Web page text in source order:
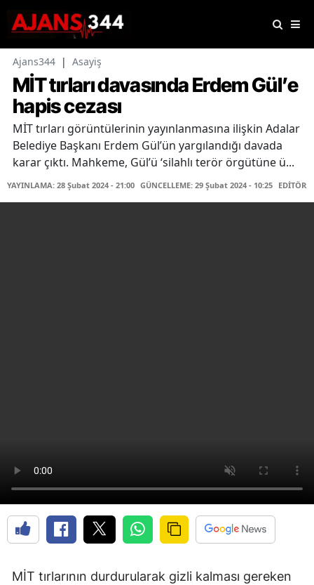
Ajans344 | Asayiş
MİT tırları davasında Erdem Gül’e
hapis cezası
MİT tırları görüntülerinin yayınlanmasına ilişkin Adalar
Belediye Başkanı Erdem Gül’ün yargılandığı davada
karar çıktı. Mahkeme, Gül’ü ‘silahlı terör örgütüne ü...
YAYINLAMA: 28 Şubat 2024 - 21:00 GÜNCELLEME: 29 Şubat 2024 - 10:25 EDİTÖR:
MİT tırlarının durdurularak gizli kalması gereken